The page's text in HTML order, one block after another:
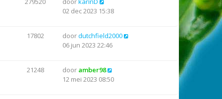
02 dec 2023 15:38
17802 doordutchfield2000
06 jun 2023 22:46
21248 door amber98
12 mei 2023 08:50